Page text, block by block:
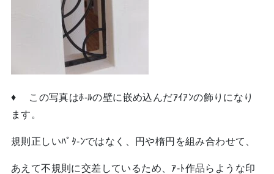
♦ この写真はﾎ-ﾙの壁に嵌め込んだｱｲｱﾝの飾りになり
ます。
規則正しいﾊﾟﾀ-ﾝではなく、円や楕円を組み合わせて、
あえて不規則に交差しているため、ｱ-ﾄ作品らような印